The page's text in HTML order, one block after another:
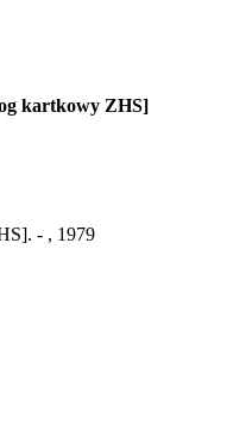
kartkowy ZHS]
- , 1979